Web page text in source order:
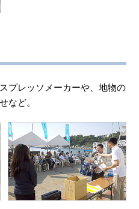
プレッソメーカーや、地物の
など。